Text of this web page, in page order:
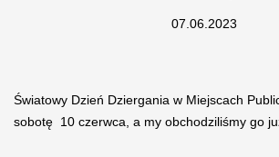
07.06.2023
Światowy Dzień Dziergania w Miejscach
sobotę 10 czerwca, a my obchodziliśmy go